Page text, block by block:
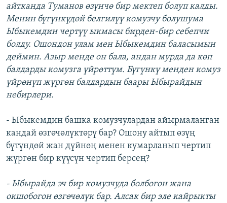
айтканда Туманов өзүнчө бир мектеп болуп калды.
Менин бүгүнкүдөй белгилүү комузчу болушума
Ыбыкемдин чертүү ыкмасы бирден-бир себепчи
болду. Ошондон улам мен Ыбыкемдин баласымын
деймин. Азыр менде он бала, андан мурда да көп
балдарды комузга үйрөттүм. Бүгүнкү менден комуз
үйрөнүп жүргөн балдардын баары Ыбырайдын
небирлери.
- Ыбыкемдин башка комузчулардан айырмаланган
кандай өзгөчөлүктөрү бар? Ошону айтып өзүң
бүтүндөй жан дүйнөң менен кумарланып чертип
жүргөн бир күүсүн чертип берсең?
- Ыбырайда эч бир комузчуда болбогон жана
окшобогон өзгөчөлүк бар. Алсак бир эле кайрыкты